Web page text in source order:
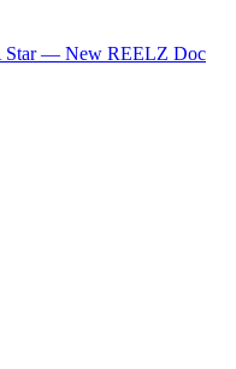
Star — New REELZ Doc